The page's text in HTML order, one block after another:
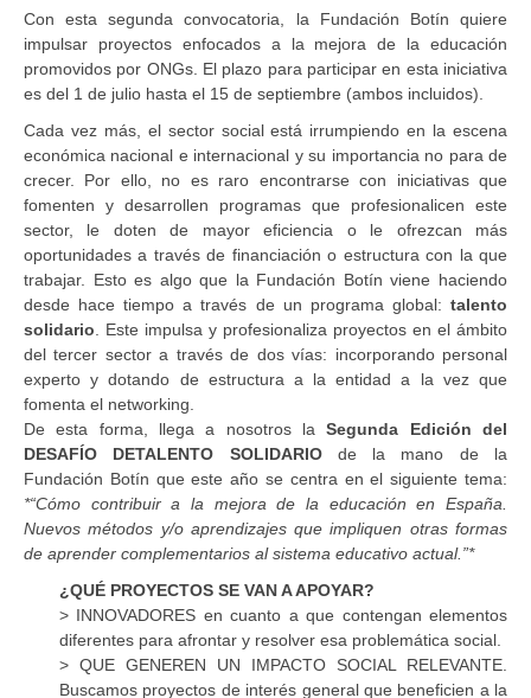
Con esta segunda convocatoria, la Fundación Botín quiere
impulsar proyectos enfocados a la mejora de la educación
promovidos por ONGs. El plazo para participar en esta iniciativa
es del 1 de julio hasta el 15 de septiembre (ambos incluidos).
Cada vez más, el sector social está irrumpiendo en la escena
económica nacional e internacional y su importancia no para de
crecer. Por ello, no es raro encontrarse con iniciativas que
fomenten y desarrollen programas que profesionalicen este
sector, le doten de mayor eficiencia o le ofrezcan más
oportunidades a través de financiación o estructura con la que
trabajar. Esto es algo que la Fundación Botín viene haciendo
desde hace tiempo a través de un programa global: talento
solidario . Este impulsa y profesionaliza proyectos en el ámbito
del tercer sector a través de dos vías: incorporando personal
experto y dotando de estructura a la entidad a la vez que
fomenta el networking.
De esta forma, llega a nosotros laSegunda Edición del
DESAFÍO DETALENTO SOLIDARIOde la mano de la
Fundación Botín que este año se centra en el siguiente tema:
*“Cómo contribuir a la mejora de la educación en España.
Nuevos métodos y/o aprendizajes que impliquen otras formas
de aprender complementarios al sistema educativo actual.”*
¿QUÉ PROYECTOS SE VANA APOYAR?
> INNOVADORES en cuanto a que contengan elementos
diferentes para afrontar y resolver esa problemática social.
> QUE GENEREN UN IMPACTO SOCIAL RELEVANTE
Buscamos proyectos de interés general que beneficien a la